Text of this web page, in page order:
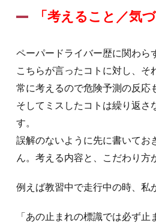
「考えること／気
ペーパードライバー歴に関わら
こちらが言ったコトに対し、そ
常に考えるので危険予測の反応
そしてミスしたコトは繰り返さ
す。
誤解のないように先に書いてお
ん。考える内容と、こだわり方
例えば教習中で走行中の時、私
「あの止まれの標識では必ず止